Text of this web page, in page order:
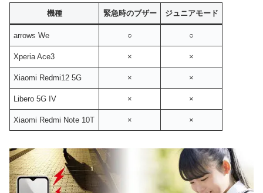
機種 緊急時のブザー ジュニアモード
arrows We ○ ○
Xperia Ace3 × ×
Xiaomi Redmi12 5G × ×
Libero 5G IV × ×
Xiaomi Redmi Note 10T × ×